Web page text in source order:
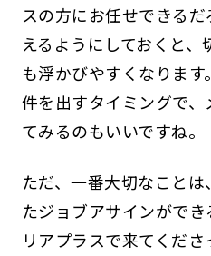
スの方にお任せできる
えるようにしておくと
も浮かびやすくなりま
件を出すタイミングで
てみるのもいいですね。
ただ、一番大切なこと
たジョブアサインがで
リアプラスで来てくだ